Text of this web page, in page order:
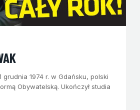
grudnia 1974 r. w Gdańsku, polski
Obywatelską. Ukończył studia